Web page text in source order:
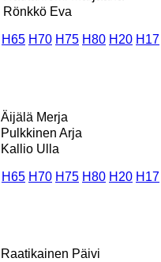
Rönkkö Eva
H65 H70 H75 H80 H20 H17
Äijälä Merja
Pulkkinen Arja
Kallio Ulla
H65 H70 H75 H80 H20 H17
Raatikainen Päivi